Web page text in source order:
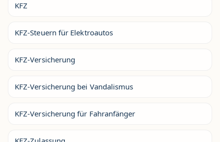
KFZ
KFZ-Steuern für Elektroautos
KFZ-Versicherung
KFZ-Versicherung bei Vandalismus
KFZ-Versicherung für Fahranfänger